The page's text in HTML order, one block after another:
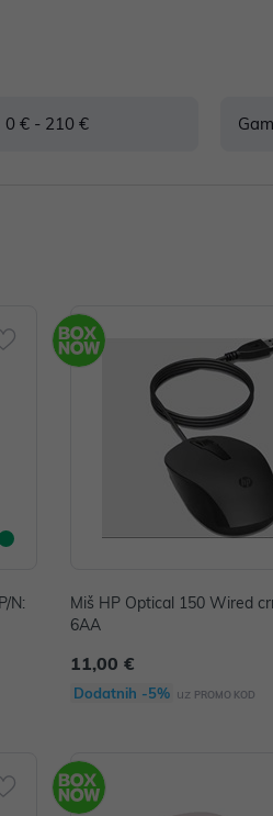
0 € - 210 €
N:
Miš HP Optical 150 Wired
6AA
11,00 €
Dodatnih -5% uz PROMO KOD